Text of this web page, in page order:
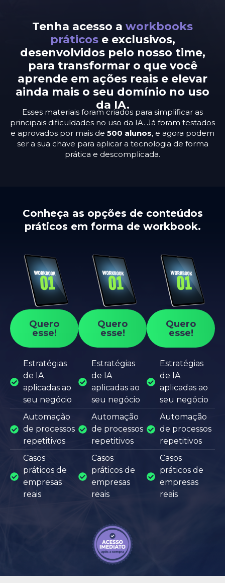
Tenha acesso a workbooks
práticose exclusivos,
desenvolvidos pelo nosso time,
para transformar o que você
aprende em ações reais e elevar
ainda mais o seu domínio no uso
da IA.
Esses materiais foram criados para simplificar as
principais dificuldades no uso da IA. Já foram testados
e aprovados por mais de 500 alunos, e agora podem
ser a sua chave para aplicar a tecnologia de forma
prática e descomplicada.
Conheça as opções de conteúdos
práticos em forma de workbook.
Quero
esse!
Estratégias
de IA
aplicadas ao
seu negócio
Automação
de processos
repetitivos
Casos
práticos de
empresas
reais
Quero
esse!
Estratégias
de IA
aplicadas ao
seu negócio
Automação
de processos
repetitivos
Casos
práticos de
empresas
reais
Quero
esse!
Estratégias
de IA
aplicadas ao
seu negócio
Automação
de processos
repetitivos
Casos
práticos de
empresas
reais